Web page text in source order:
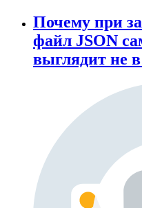
Почему при
файл JSON
выглядит не